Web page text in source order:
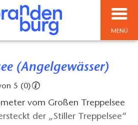
MENÜ
(Angelgewässer)
5 (0)
vom Großen Treppelsee
der „Stiller Treppelsee“